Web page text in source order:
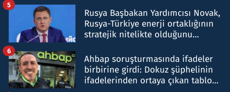
Rusya Başbakan Yardımcısı Novak,
Rusya-Türkiye enerji ortaklığının
stratejik nitelikte olduğunu
5
Ahbap soruşturmasında ifadeler
birbirine girdi: Dokuz şüphelinin
ifadelerinden ortaya çıkan tablo
6